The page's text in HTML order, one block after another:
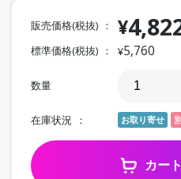
販売価格(税抜) ¥
標準価格(税抜) ¥5,760
数量
在庫状況 お取り寄せ
カー